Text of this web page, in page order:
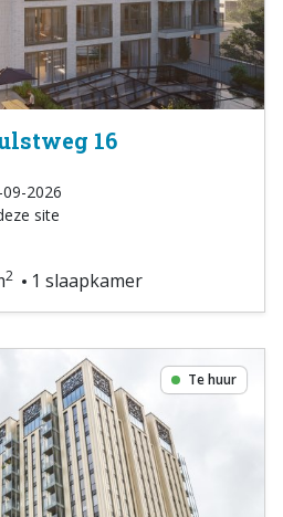
16
2026
site
2 1 slaapkamer
Te huur